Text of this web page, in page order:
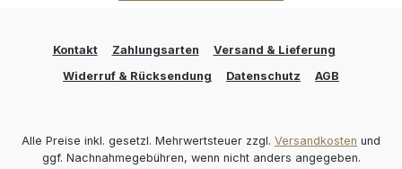
Kontakt Zahlungsarten
Versand & Lieferung
Widerruf & Rücksendung
Datenschutz AGB
Alle Preise inkl. gesetzl. Mehrwertsteuer zzgl. Versandkosten und
ggf. Nachnahmegebühren, wenn nicht anders angegeben.